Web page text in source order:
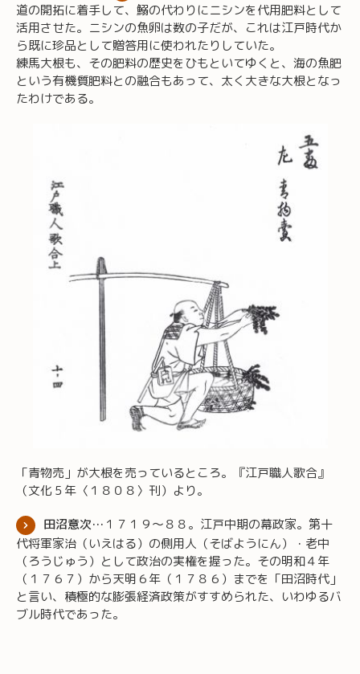
道の開拓に着手して、鰯の代わりにニシンを代用肥料として
活用させた。ニシンの魚卵は数の子だが、これは江戸時代か
ら既に珍品として贈答用に使われたりしていた。
練馬大根も、その肥料の歴史をひもといてゆくと、海の魚肥
という有機質肥料との融合もあって、太く大きな大根となっ
たわけである。
「青物売」が大根を売っているところ。『江戸職人歌合』
（文化５年〈１８０８〉刊）より。
田沼意次… １７１９～８８。江戸中期の幕政家。第十
代将軍家治（いえはる）の側用人（そばようにん）・老中
（ろうじゅう）として政治の実権を握った。その明和４年
（１７６７）から天明６年（１７８６）までを「田沼時代」
と言い、積極的な膨張経済政策がすすめられた、いわゆるバ
ブル時代であった。